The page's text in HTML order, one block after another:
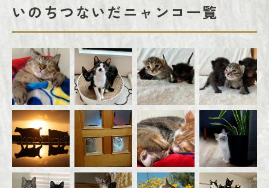
いのちつないだニャンコ一覧